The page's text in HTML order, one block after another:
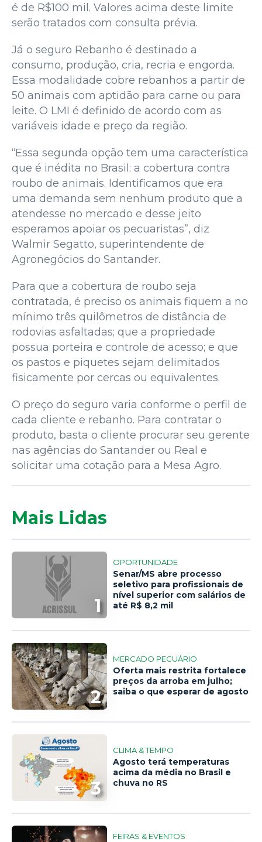
é de R$100 mil. Valores acima deste limite
serão tratados com consulta prévia.
Já o seguro Rebanho é destinado a
consumo, produção, cria, recria e engorda.
Essa modalidade cobre rebanhos a partir de
50 animais com aptidão para carne ou para
leite. O LMI é definido de acordo com as
variáveis idade e preço da região.
“Essa segunda opção tem uma característica
que é inédita no Brasil: a cobertura contra
roubo de animais. Identificamos que era
uma demanda sem nenhum produto que a
atendesse no mercado e desse jeito
esperamos apoiar os pecuaristas”, diz
Walmir Segatto, superintendente de
Agronegócios do Santander.
Para que a cobertura de roubo seja
contratada, é preciso os animais fiquem a no
mínimo três quilômetros de distância de
rodovias asfaltadas; que a propriedade
possua porteira e controle de acesso; e que
os pastos e piquetes sejam delimitados
fisicamente por cercas ou equivalentes.
O preço do seguro varia conforme o perfil de
cada cliente e rebanho. Para contratar o
produto, basta o cliente procurar seu gerente
nas agências do Santander ou Real e
solicitar uma cotação para a Mesa Agro.
Mais Lidas
1
OPORTUNIDADE
Senar/MS abre processo
seletivo para profissionais de
nível superior com salários de
até R$ 8,2 mil
2
MERCADO PECUÁRIO
Oferta mais restrita fortalece
preços da arroba em julho;
saiba o que esperar de agosto
3
CLIMA & TEMPO
Agosto terá temperaturas
acima da média no Brasil e
chuva no RS
FEIRAS & EVENTOS